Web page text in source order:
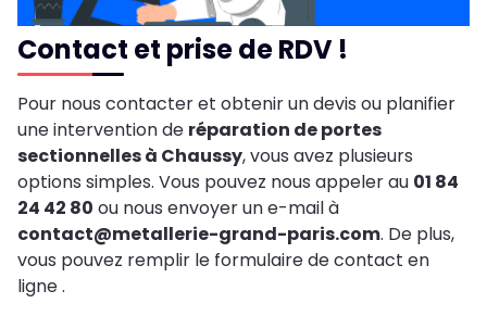
Contact et prise de RDV !
Pour nous contacter et obtenir un devis ou planifier
une intervention de réparation de portes
sectionnelles à Chaussy, vous avez plusieurs
options simples. Vous pouvez nous appeler au 01 84
24 42 80 ou nous envoyer un e-mail à
contact@metallerie-grand-paris.com. De plus,
vous pouvez remplir le formulaire de contact en
ligne .